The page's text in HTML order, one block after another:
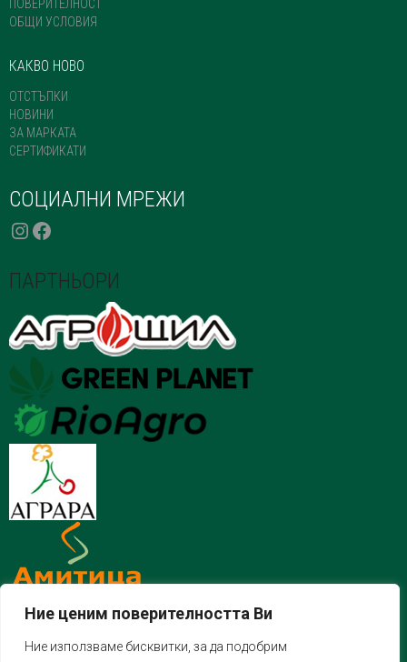
Ние ценим поверителността Ви
Ние използваме бисквитки, за да подобрим
ПОВЕРИТЕЛНОСТ
ОБЩИ УСЛОВИЯ
КАКВО НОВО
ОТСТЪПКИ
НОВИНИ
ЗА МАРКАТА
СЕРТИФИКАТИ
СОЦИАЛНИ МРЕЖИ
INSTAGRAM
FACEBOOK
ПАРТНЬОРИ